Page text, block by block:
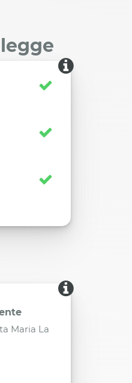
Maria La